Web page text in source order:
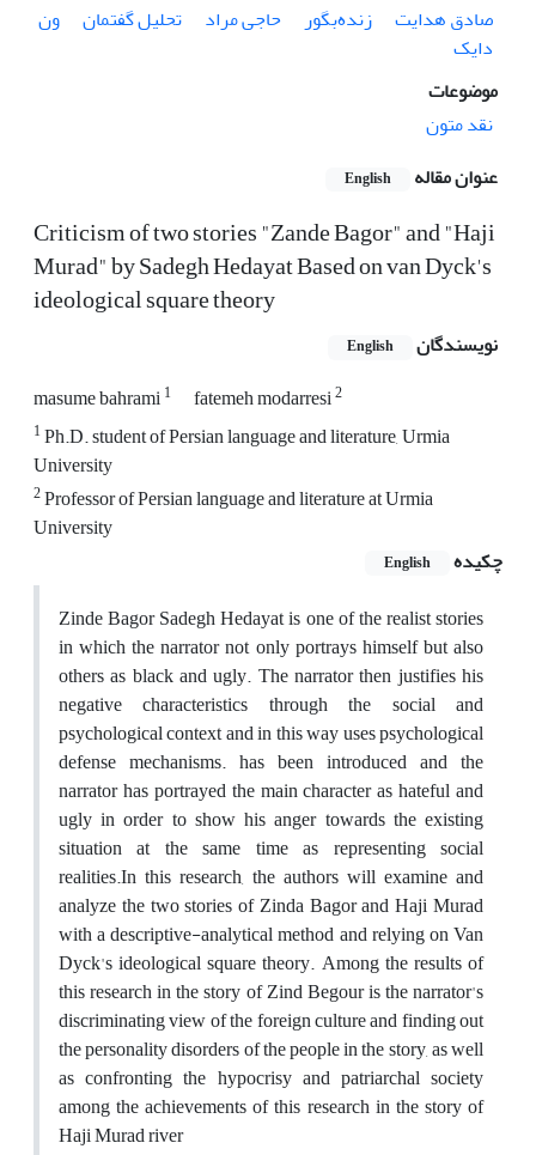
صادق هدایت
زنده‌بگور حاجی مراد تحلیل گفتمان
ون
دایک
موضوعات
نقد متون
عنوان مقاله
English
Criticism of two stories "Zande Bagor" and "Haji
Murad" by Sadegh Hedayat Based on van Dyck's
ideological square theory
نویسندگان English
masume bahrami1 fatemeh modarresi2
1Ph.D. student of Persian language and literature, Urmia
University
2Professor of Persian language and literature at Urmia
University
چکیده
English
Zinde Bagor Sadegh Hedayat is one of the realist stories
in which the narrator not only portrays himself but also
others as black and ugly. The narrator then justifies his
negative characteristics through the social and
psychological context and in this way uses psychological
defense mechanisms. has been introduced and the
narrator has portrayed the main character as hateful and
ugly in order to show his anger towards the existing
situation at the same time as representing social
realities.In this research, the authors will examine and
analyze the two stories of Zinda Bagor and Haji Murad
with a descriptive-analytical method and relying on Van
Dyck's ideological square theory. Among the results of
this research in the story of Zind Begour is the narrator's
discriminating view of the foreign culture and finding out
the personality disorders of the people in the story, as well
as confronting the hypocrisy and patriarchal society
among the achievements of this research in the story of
Haji Murad river